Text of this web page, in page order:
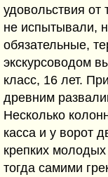
удовольствия
не испытывали,
обязательные,
экскурсоводом
класс, 16 лет.
древним
Несколько
касса и у ворот
крепких молодых
тогда самими